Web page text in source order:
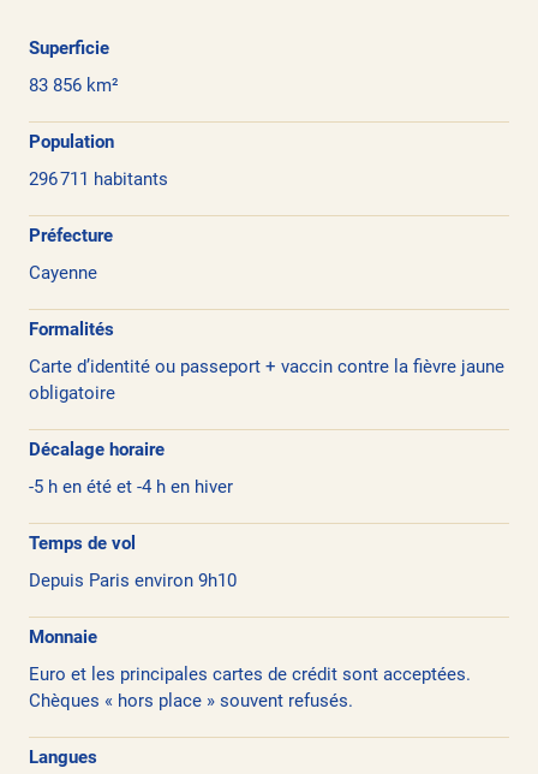
Superficie
83 856 km²
Population
296 711 habitants
Préfecture
Cayenne
Formalités
Carte d’identité ou passeport + vaccin contre la fièvre jaune
obligatoire
Décalage horaire
-5 h en été et -4 h en hiver
Temps de vol
Depuis Paris environ 9h10
Monnaie
Euro et les principales cartes de crédit sont acceptées.
Chèques « hors place » souvent refusés.
Langues